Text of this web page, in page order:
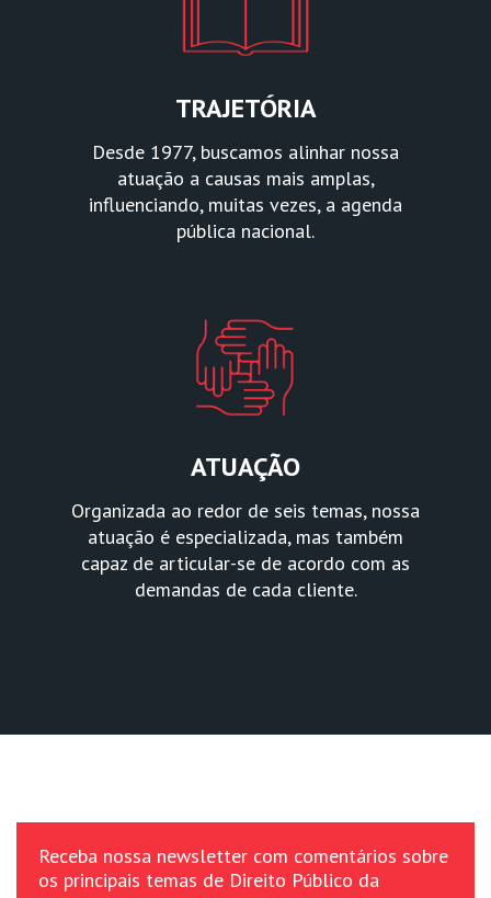
TRAJETÓRIA
Desde 1977, buscamos alinhar nossa
atuação a causas mais amplas,
influenciando, muitas vezes, a agenda
pública nacional.
ATUAÇÃO
Organizada ao redor de seis temas, nossa
atuação é especializada, mas também
capaz de articular-se de acordo com as
demandas de cada cliente.
Receba nossa newsletter com comentários sobre
os principais temas de Direito Público da